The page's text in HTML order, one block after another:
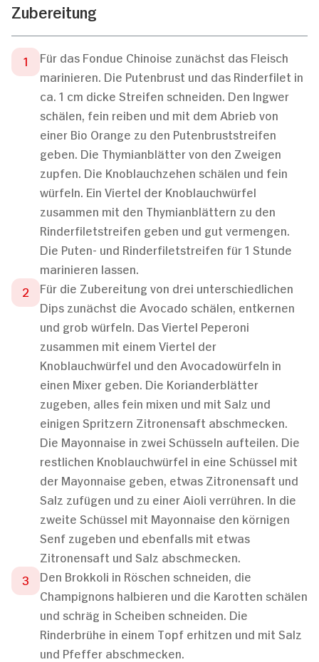
Zubereitung
Für das Fondue Chinoise zunächst das Fleisch
marinieren. Die Putenbrust und das Rinderfilet in
ca. 1 cm dicke Streifen schneiden. Den Ingwer
schälen, fein reiben und mit dem Abrieb von
einer Bio Orange zu den Putenbruststreifen
geben. Die Thymianblätter von den Zweigen
zupfen. Die Knoblauchzehen schälen und fein
würfeln. Ein Viertel der Knoblauchwürfel
zusammen mit den Thymianblättern zu den
Rinderfiletstreifen geben und gut vermengen.
Die Puten- und Rinderfiletstreifen für 1 Stunde
marinieren lassen.
Für die Zubereitung von drei unterschiedlichen
Dips zunächst die Avocado schälen, entkernen
und grob würfeln. Das Viertel Peperoni
zusammen mit einem Viertel der
Knoblauchwürfel und den Avocadowürfeln in
einen Mixer geben. Die Korianderblätter
zugeben, alles fein mixen und mit Salz und
einigen Spritzern Zitronensaft abschmecken.
Die Mayonnaise in zwei Schüsseln aufteilen. Die
restlichen Knoblauchwürfel in eine Schüssel mit
der Mayonnaise geben, etwas Zitronensaft und
Salz zufügen und zu einer Aioli verrühren. In die
zweite Schüssel mit Mayonnaise den körnigen
Senf zugeben und ebenfalls mit etwas
Zitronensaft und Salz abschmecken.
Den Brokkoli in Röschen schneiden, die
Champignons halbieren und die Karotten schälen
und schräg in Scheiben schneiden. Die
Rinderbrühe in einem Topf erhitzen und mit Salz
und Pfeffer abschmecken.